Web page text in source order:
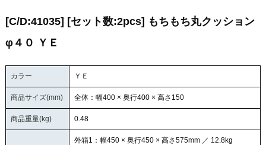
[C/D:41035] [セット数:2pcs] もちもち丸クッション
φ４０ ＹＥ
カラー ＹＥ
商品サイズ(mm) 全体：幅400 × 奥行400 × 高さ150
商品重量(kg) 0.48
外箱1：幅450 × 奥行450 × 高さ575mm ／ 12.8kg